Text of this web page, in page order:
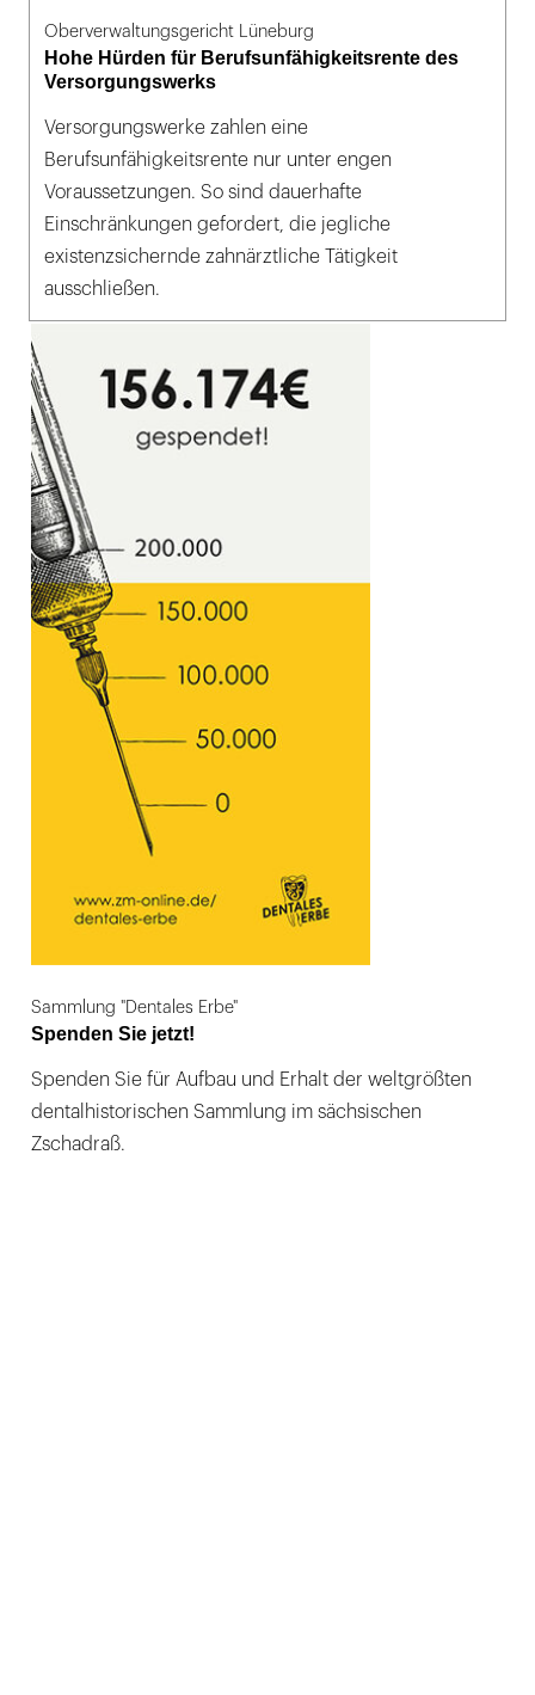
Oberverwaltungsgericht Lüneburg
Hohe Hürden für Berufsunfähigkeitsrente des
Versorgungswerks
Versorgungswerke zahlen eine
Berufsunfähigkeitsrente nur unter engen
Voraussetzungen. So sind dauerhafte
Einschränkungen gefordert, die jegliche
existenzsichernde zahnärztliche Tätigkeit
ausschließen.
Sammlung "Dentales Erbe"
Spenden Sie jetzt!
Spenden Sie für Aufbau und Erhalt der weltgrößten
dentalhistorischen Sammlung im sächsischen
Zschadraß.